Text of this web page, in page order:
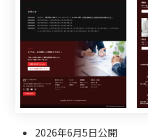
2026年6月5日公開